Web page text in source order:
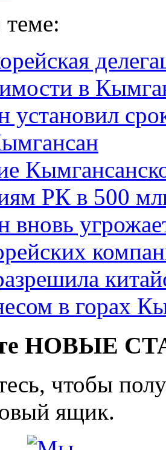
в
установил
РК в 500
вновь
в горах
НОВЫЕ
чтобы
ящик.